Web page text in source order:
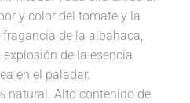
y color del tomate y la
de la albahaca,
de la esencia
en el paladar.
natural. Alto contenido de